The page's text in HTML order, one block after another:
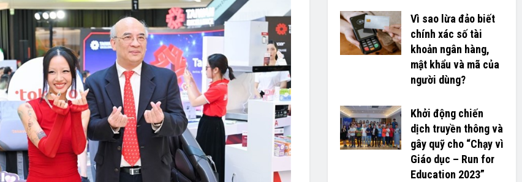
Vì sao lừa đảo biết
chính xác số tài
khoản ngân hàng,
mật khẩu và mã của
người dùng?
Khởi động chiến
dịch truyền thông và
gây quỹ cho “Chạy vì
Giáo dục – Run for
Education 2023”